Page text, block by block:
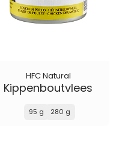
HFC Natural
Kippenboutvlees
95 g 280 g